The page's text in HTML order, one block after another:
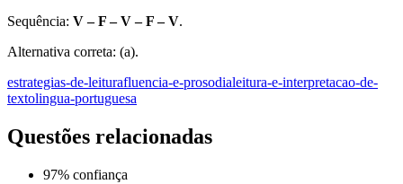
Sequência: V – F – V – F – V.
Alternativa correta: (a).
estrategias-de-leiturafluencia-e-prosodialeitura-e-interpretacao-de-
textolingua-portuguesa
Questões relacionadas
97% confiança